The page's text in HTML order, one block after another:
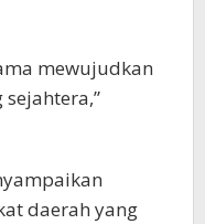
mewujudkan
daerah yang